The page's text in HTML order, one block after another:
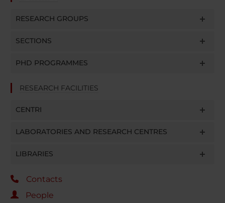
RESEARCH GROUPS
SECTIONS
PHD PROGRAMMES
RESEARCH FACILITIES
CENTRI
LABORATORIES AND RESEARCH CENTRES
LIBRARIES
Contacts
People